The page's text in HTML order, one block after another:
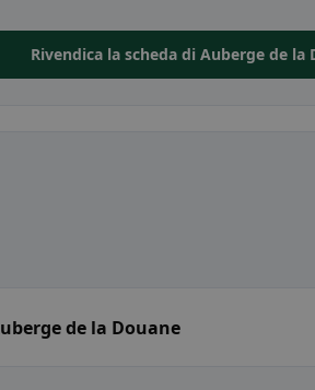
Rivendica la scheda di Auberge de la
de la Douane